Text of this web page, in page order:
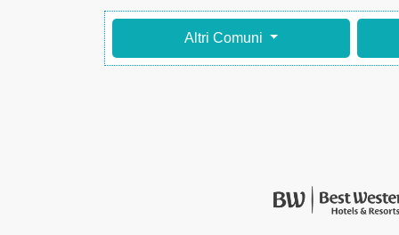
Altri Comuni